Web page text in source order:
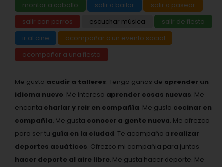
montar a caballo
salir a bailar
salir a pasear
salir con perros
escuchar música
salir de fiesta
ir al cine
acompañar a un evento social
acompañar a una fiesta
Me gusta acudir a talleres. Tengo ganas de aprender un
idioma nuevo. Me interesa aprender cosas nuevas. Me
encanta charlar y reir en compañía. Me gusta cocinar en
compañía. Me gusta conocer a gente nueva. Me ofrezco
para ser tu guía en la ciudad. Te acompaño a realizar
deportes acuáticos. Ofrezco mi compañia para juntos
hacer deporte al aire libre. Me gusta hacer deporte. Me